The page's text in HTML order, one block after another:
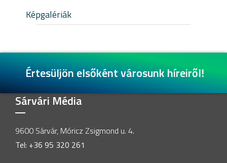
Képgalériák
Értesüljön elsőként városunk híreiről!
Sárvári Média
9600 Sárvár, Móricz Zsigmond u. 4.
Tel: +36 95 320 261